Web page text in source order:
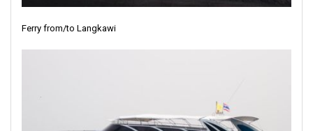
Ferry from/to Langkawi